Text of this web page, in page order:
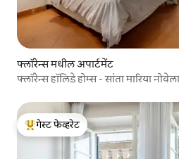
फ्लॉरेन्स मधील अपार्टमेंट
फ्लॉरेन्स हॉलिडे होम्स - सांता मारिया नोवेला
टॉप गेस्ट फेव्हरेट
गेस्ट फेव्हरेट